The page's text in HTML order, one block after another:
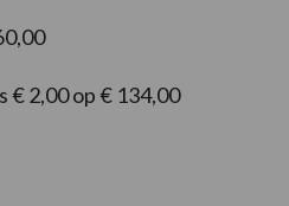
€ 2,00 op € 134,00